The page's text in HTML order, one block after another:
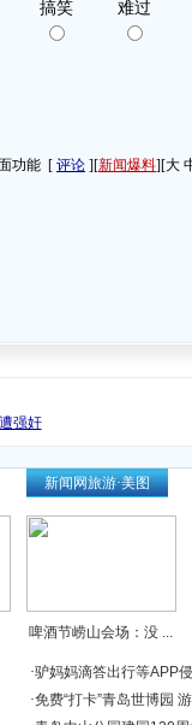
功能 [ 评论 ][新闻爆料][大
强奸